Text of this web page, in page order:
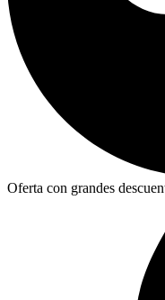
Oferta con grandes